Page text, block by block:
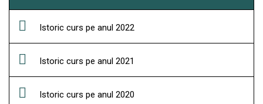
Istoric curs pe anul 2022
Istoric curs pe anul 2021
Istoric curs pe anul 2020